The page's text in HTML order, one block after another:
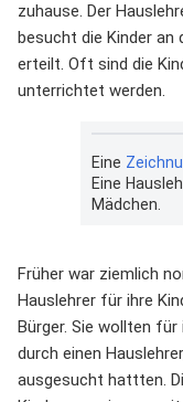
zuhause. Der
besucht die Kinder an
erteilt. Oft sind die
unterrichtet werden.
Eine
Eine
Mädchen.
Früher war ziemlich
Hauslehrer für ihre
Bürger. Sie wollten
durch einen
ausgesucht hattten.